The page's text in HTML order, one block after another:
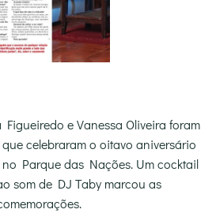
e Vanessa Oliveira foram
celebraram o oitavo aniversário
Parque das Nações. Um cocktail
som de DJ Taby marcou as